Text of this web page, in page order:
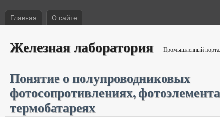
Главная О сайте
Железная лаборатория Промышленный
Понятие о полупроводниковых
фотосопротивлениях,
термобатареях